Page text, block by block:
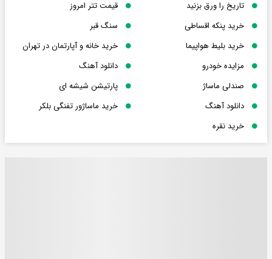
تاریخ را ورق بزنید
قیمت تتر امروز
خرید پنکه اقساطی
سنگ قبر
خرید بلیط هواپیما
خرید خانه و آپارتمان در تهران
مزایده خودرو
دانلود آهنگ
صندلی ماساژ
پارتیشن شیشه ای
دانلود آهنگ
خرید ماساژور تفنگی بلکر
خرید نقره